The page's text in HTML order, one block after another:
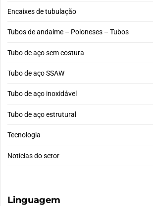
Encaixes de tubulação
Tubos de andaime – Poloneses – Tubos
Tubo de aço sem costura
Tubo de aço SSAW
Tubo de aço inoxidável
Tubo de aço estrutural
Tecnologia
Notícias do setor
Linguagem